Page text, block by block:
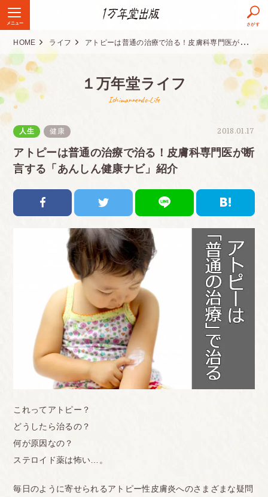
メニュー さがす
HOME ライフ アトピーは普通の治療で治る！皮膚科専門医が断言する「あんしん健康ナビ」紹介
１万年堂ライフ
Ichimannendo-Life
2018.01.17
人生 健康
アトピーは普通の治療で治る！皮膚科専門医が断
言する「あんしん健康ナビ」紹介
これってアトピー？
どうしたら治るの？
何が原因なの？
ステロイド薬は怖い…。
毎日のように寄せられるアトピー性皮膚炎へのさまざまな疑問